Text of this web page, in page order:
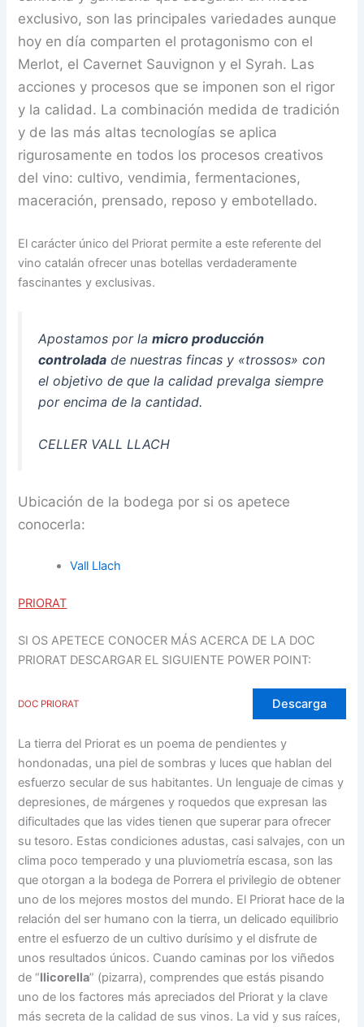
exclusivo, son las principales variedades aunque
hoy en día comparten el protagonismo con el
Merlot, el Cavernet Sauvignon y el Syrah. Las
acciones y procesos que se imponen son el rigor
y la calidad. La combinación medida de tradición
y de las más altas tecnologías se aplica
rigurosamente en todos los procesos creativos
del vino: cultivo, vendimia, fermentaciones,
maceración, prensado, reposo y embotellado.
El carácter único del Priorat permite a este referente del
vino catalán ofrecer unas botellas verdaderamente
fascinantes y exclusivas.
Apostamos por lamicro producción
controlada de nuestras fincas y «trossos» con
el objetivo de que la calidad prevalga siempre
por encima de la cantidad.
CELLER VALL LLACH
Ubicación de la bodega por si os apetece
conocerla:
Vall Llach
PRIORAT
SI OS APETECE CONOCER MÁS ACERCA DE LA DOC
PRIORAT DESCARGAR EL SIGUIENTE POWER POINT:
DOC PRIORAT Descarga
La tierra del Priorat es un poema de pendientes y
hondonadas, una piel de sombras y luces que hablan del
esfuerzo secular de sus habitantes. Un lenguaje de cimas y
depresiones, de márgenes y roquedos que expresan las
dificultades que las vides tienen que superar para ofrecer
su tesoro. Estas condiciones adustas, casi salvajes, con un
clima poco temperado y una pluviometría escasa, son las
que otorgan a la bodega de Porrera el privilegio de obtener
uno de los mejores mostos del mundo. El Priorat hace de la
relación del ser humano con la tierra, un delicado equilibrio
entre el esfuerzo de un cultivo durísimo y el disfrute de
unos resultados únicos. Cuando caminas por los viñedos
de “llicorella” (pizarra), comprendes que estás pisando
uno de los factores más apreciados del Priorat y la clave
más secreta de la calidad de sus vinos. La vid y sus raíces,